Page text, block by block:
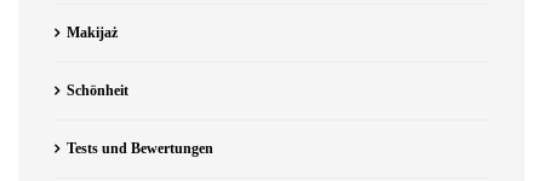
Makijaż
Schönheit
Tests und Bewertungen